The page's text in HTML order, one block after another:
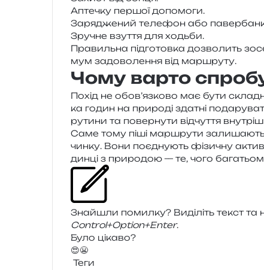
Аптечку пер­шої допомоги.
Заряджений теле­фон або
Зручне взу­т­тя для ходьби.
Правильна під­го­тов­ка дозво­лить
мум задо­во­ле­н­ня від маршруту.
Чому варто
Похід не обов’язково має бути
ка годин на при­ро­ді зда­тні
рути­ни та повер­ну­ти від­чу­т­тя
Саме тому піші мар­шру­ти
чин­ку. Вони поєд­ну­ють фізи­чну
дин­ці з при­ро­дою — те, чого
Знайшли помил­ку? Виділіть текст та
Control+Option+Enter.
Було цікаво?
😍😬
Теги